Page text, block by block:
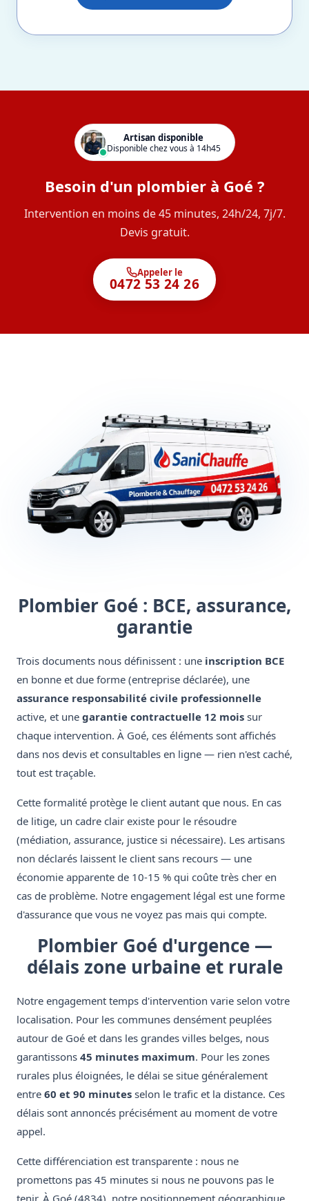
Artisan disponible
Disponible chez vous à 14h45
Besoin d'un plombier à Goé ?
Intervention en moins de 45 minutes, 24h/24, 7j/7.
Devis gratuit.
Appeler le
0472 53 24 26
Plombier Goé : BCE, assurance,
garantie
Trois documents nous définissent : une inscription BCE
en bonne et due forme (entreprise déclarée), une
assurance responsabilité civile professionnelle
active, et une garantie contractuelle 12 mois sur
chaque intervention. À Goé, ces éléments sont affichés
dans nos devis et consultables en ligne — rien n'est caché,
tout est traçable.
Cette formalité protège le client autant que nous. En cas
de litige, un cadre clair existe pour le résoudre
(médiation, assurance, justice si nécessaire). Les artisans
non déclarés laissent le client sans recours — une
économie apparente de 10-15 % qui coûte très cher en
cas de problème. Notre engagement légal est une forme
d'assurance que vous ne voyez pas mais qui compte.
Plombier Goé d'urgence —
délais zone urbaine et rurale
Notre engagement temps d'intervention varie selon votre
localisation. Pour les communes densément peuplées
autour de Goé et dans les grandes villes belges, nous
garantissons 45 minutes maximum. Pour les zones
rurales plus éloignées, le délai se situe généralement
entre 60 et 90 minutes selon le trafic et la distance. Ces
délais sont annoncés précisément au moment de votre
appel.
Cette différenciation est transparente : nous ne
promettons pas 45 minutes si nous ne pouvons pas le